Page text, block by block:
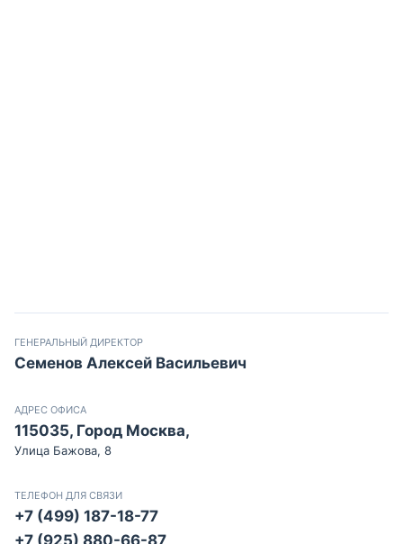
ГЕНЕРАЛЬНЫЙ ДИРЕКТОР
Семенов Алексей Васильевич
АДРЕС ОФИСА
115035, Город Москва,
Улица Бажова, 8
ТЕЛЕФОН ДЛЯ СВЯЗИ
+7 (499) 187-18-77
+7 (925) 880-66-87